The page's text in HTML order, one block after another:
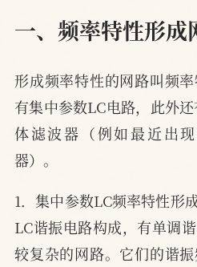
一、频率特性形成
形成频率特性的网路叫频
有集中参数LC电路，此外
体滤波器（例如最近出
器）。
1．集中参数LC频率特性形
LC谐振电路构成，有单调
较复杂的网路。它们的谐